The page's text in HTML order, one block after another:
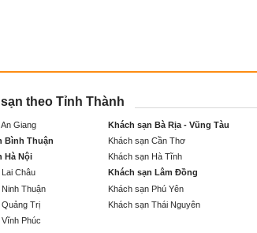
theo Tỉnh Thành
Giang Khách sạn Bà Rịa - Vũng Tàu
Bình Thuận
Khách sạn Cần Thơ
Hà Nội
Khách sạn Hà Tĩnh
Châu
Khách sạn Lâm Đồng
Thuận
Khách sạn Phú Yên
Trị
Khách sạn Thái Nguyên
Phúc